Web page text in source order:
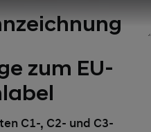
zum EU-
C1-, C2- und C3-